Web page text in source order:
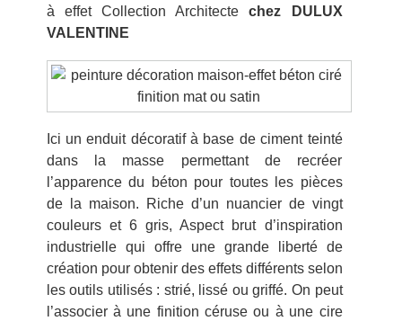
à effet Collection Architectechez DULUX
VALENTINE
Ici un enduit décoratif à base de ciment teinté
dans la masse permettant de recréer
l’apparence du béton pour toutes les pièces
de la maison. Riche d’un nuancier de vingt
couleurs et 6 gris, Aspect brut d’inspiration
industrielle qui offre une grande liberté de
création pour obtenir des effets différents selon
les outils utilisés : strié, lissé ou griffé. On peut
l’associer à une finition céruse ou à une cire